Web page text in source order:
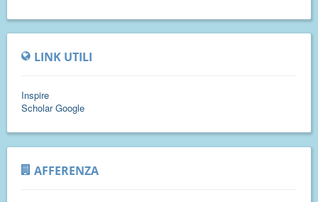
LINK UTILI
Inspire
Scholar Google
AFFERENZA